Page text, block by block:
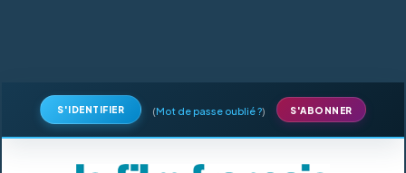
S'IDENTIFIER (Mot de passe oublié ?) S'ABONNER